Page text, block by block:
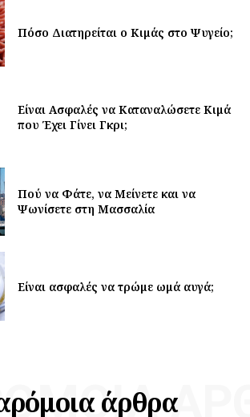
Πόσο Διατηρείται ο Κιμάς στο Ψυγείο;
Είναι Ασφαλές να Καταναλώσετε Κιμά
που Έχει Γίνει Γκρι;
Πού να Φάτε, να Μείνετε και να
Ψωνίσετε στη Μασσαλία
Είναι ασφαλές να τρώμε ωμά αυγά;
άρθρα